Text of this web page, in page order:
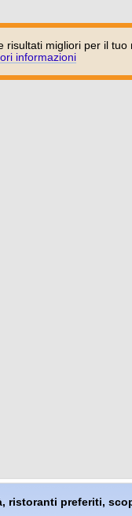
risultati migliori per il tuo
informazioni
ristoranti preferiti,